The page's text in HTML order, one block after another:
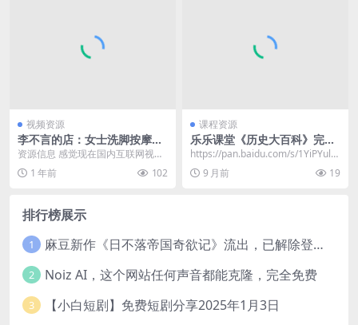
视频资源
李不言的店：女士洗脚按摩服
务记录
资源信息 感觉现在国内互联网视频
就是主打双版本，就比如今天推荐
的洗脚按摩 资源目...
1 年前 102
课程资源
乐乐课堂《历史大百科》完整
版，中小学生历史启蒙必备课
https://pan.baidu.com/s/1YiPYuld
W_iEVoBc...
9 月前 19
排行榜展示
1 麻豆新作《日不落帝国奇欲记》流出，已解除登录验证！
2 Noiz AI，这个网站任何声音都能克隆，完全免费
3 【小白短剧】免费短剧分享2025年1月3日